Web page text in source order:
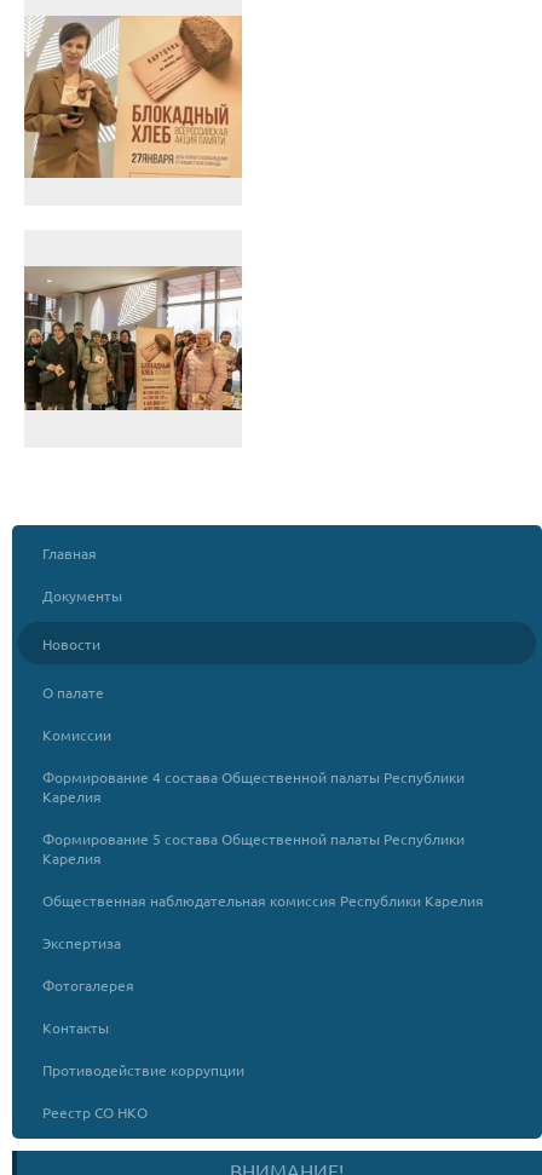
Главная
Документы
Новости
О палате
Комиссии
Формирование 4 состава Общественной палаты Республики
Карелия
Формирование 5 состава Общественной палаты Республики
Карелия
Общественная наблюдательная комиссия Республики Карелия
Экспертиза
Фотогалерея
Контакты
Противодействие коррупции
Реестр СО НКО
ВНИМАНИЕ!